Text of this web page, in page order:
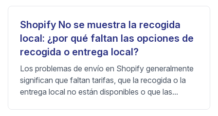
Shopify No se muestra la recogida
local: ¿por qué faltan las opciones de
recogida o entrega local?
Los problemas de envío en Shopify generalmente
significan que faltan tarifas, que la recogida o la
entrega local no están disponibles o que las...